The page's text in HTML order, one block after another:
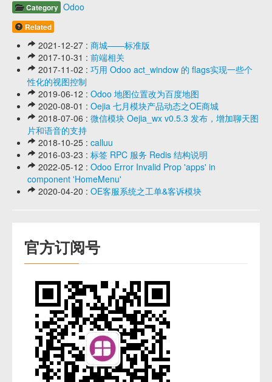
Category Odoo
Related
2021-12-27 : 商城——标准版
2017-10-31 : 前端相关
2017-11-02 : 巧用 Odoo act_window 的 flags实现一些个
性化的视图控制
2019-06-12 : Odoo 地图位置改为百度地图
2020-08-01 : Oejia 七月模块产品动态之OE商城
2018-07-06 : 微信模块 Oejia_wx v0.5.3 发布，增加聊天图
片和语音的支持
2018-10-25 : calluu
2016-03-23 : 标签 RPC 服务 Redis 结构说明
2022-05-12 : Odoo Error Invalid Prop 'apps' in
component 'HomeMenu'
2020-04-20 : OE客服系统之工单&客诉模块
官方订阅号